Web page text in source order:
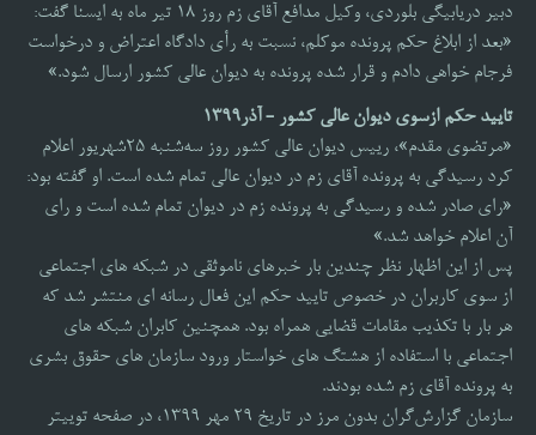
دبیر دریابیگی بلوردی، وکیل مدافع آقای زم روز 18 تیر ماه به ایسنا گفت:
«بعد از ابلاغ حکم پرونده موکلم، نسبت به رأی دادگاه اعتراض و درخواست
فرجام خواهی دادم و قرار شده پرونده به دیوان عالی کشور ارسال شود.»
تایید حکم ازسوی دیوان عالی کشور - آذر۱۳۹۹
«مرتضوی مقدم»، رییس دیوان عالی کشور روز سه‌شنبه ۲۵شهریور اعلام
کرد رسیدگی به پرونده آقای زم در دیوان عالی تمام شده است. او گفته بود:
«رای صادر شده و رسیدگی به پرونده زم در دیوان تمام شده است و رای
آن اعلام خواهد شد.»
پس از این اظهار نظر چندین بار خبرهای ناموثقی در شبکه های اجتماعی
از سوی کاربران در خصوص تایید حکم این فعال رسانه ای منتشر شد که
هر بار با تکذیب مقامات قضایی همراه بود. همچنین کابران شبکه های
اجتماعی با استفاده از هشتگ های خواستار ورود سازمان های حقوق بشری
به پرونده آقای زم شده بودند.
سازمان گزارش‌گران بدون مرز در تاریخ ۲۹ مهر ۱۳۹۹، در صفحه توییتر